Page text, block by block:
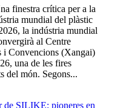
finestra crítica per a la
mundial del plàstic
la indústria mundial
al Centre
i Convencions (Xangai)
una de les fires
del món. Segons...